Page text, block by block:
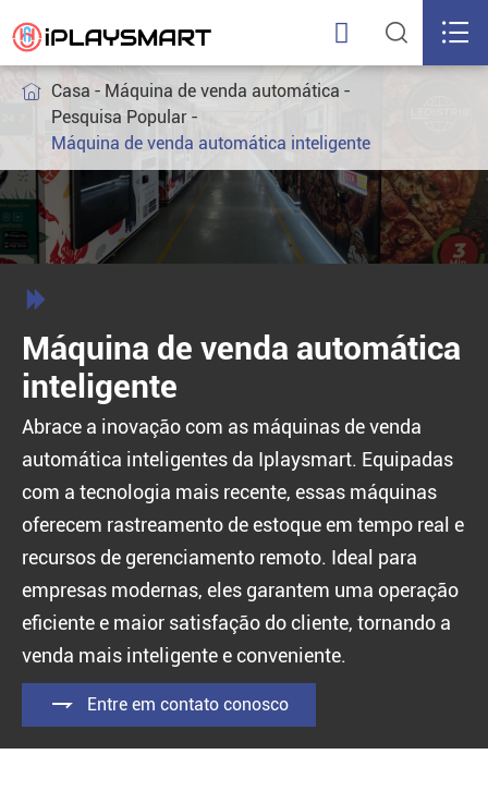
  
 Casa
Máquina de venda automática
Pesquisa Popular
Máquina de venda automática inteligente

Máquina de venda automática
inteligente
Abrace a inovação com as máquinas de venda
automática inteligentes da Iplaysmart. Equipadas
com a tecnologia mais recente, essas máquinas
oferecem rastreamento de estoque em tempo real e
recursos de gerenciamento remoto. Ideal para
empresas modernas, eles garantem uma operação
eficiente e maior satisfação do cliente, tornando a
venda mais inteligente e conveniente.
 Entre em contato conosco